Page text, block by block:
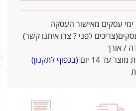
/ אורך
עד 14 יום
(בכפוף לתקנון)